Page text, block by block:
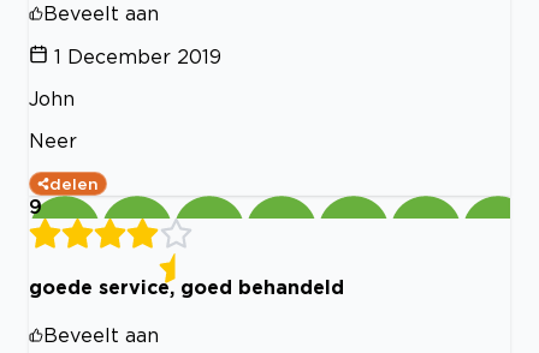
Beveelt aan
1 December 2019
John
Neer
delen
9
goede service, goed behandeld
Beveelt aan